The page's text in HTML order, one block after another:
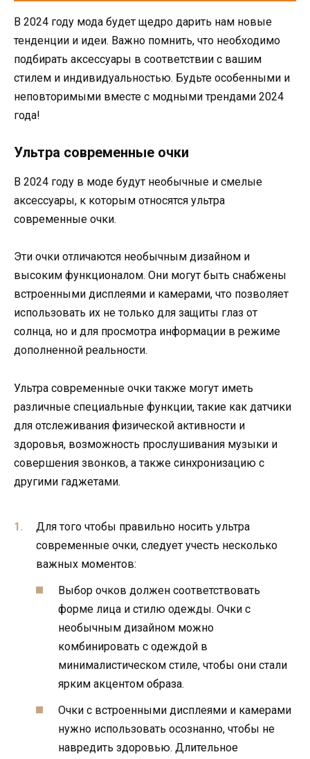
В 2024 году мода будет щедро дарить нам новые
тенденции и идеи. Важно помнить, что необходимо
подбирать аксессуары в соответствии с вашим
стилем и индивидуальностью. Будьте особенными и
неповторимыми вместе с модными трендами 2024
года!
Ультра современные очки
В 2024 году в моде будут необычные и смелые
аксессуары, к которым относятся ультра
современные очки.
Эти очки отличаются необычным дизайном и
высоким функционалом. Они могут быть снабжены
встроенными дисплеями и камерами, что позволяет
использовать их не только для защиты глаз от
солнца, но и для просмотра информации в режиме
дополненной реальности.
Ультра современные очки также могут иметь
различные специальные функции, такие как датчики
для отслеживания физической активности и
здоровья, возможность прослушивания музыки и
совершения звонков, а также синхронизацию с
другими гаджетами.
Для того чтобы правильно носить ультра
современные очки, следует учесть несколько
важных моментов:
Выбор очков должен соответствовать
форме лица и стилю одежды. Очки с
необычным дизайном можно
комбинировать с одеждой в
минималистическом стиле, чтобы они стали
ярким акцентом образа.
Очки с встроенными дисплеями и камерами
нужно использовать осознанно, чтобы не
навредить здоровью. Длительное